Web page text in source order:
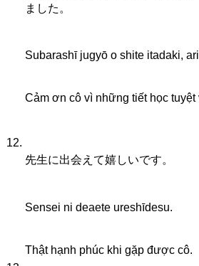
ました。
Subarashī jugyō o shite itadaki,
Cảm ơn cô vì những tiết học tuyệt
先生に出会えて嬉しいです。
Sensei ni deaete ureshīdesu.
Thật hạnh phúc khi gặp được cô.